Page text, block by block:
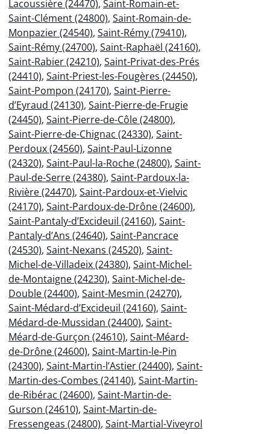
Lacoussière (24470), Saint-Romain-et-
Saint-Clément (24800), Saint-Romain-de-
Monpazier (24540), Saint-Rémy (79410),
Saint-Rémy (24700), Saint-Raphaël (24160),
Saint-Rabier (24210), Saint-Privat-des-Prés
(24410), Saint-Priest-les-Fougères (24450),
Saint-Pompon (24170), Saint-Pierre-
d’Eyraud (24130), Saint-Pierre-de-Frugie
(24450), Saint-Pierre-de-Côle (24800),
Saint-Pierre-de-Chignac (24330), Saint-
Perdoux (24560), Saint-Paul-Lizonne
(24320), Saint-Paul-la-Roche (24800), Saint-
Paul-de-Serre (24380), Saint-Pardoux-la-
Rivière (24470), Saint-Pardoux-et-Vielvic
(24170), Saint-Pardoux-de-Drône (24600),
Saint-Pantaly-d’Excideuil (24160), Saint-
Pantaly-d’Ans (24640), Saint-Pancrace
(24530), Saint-Nexans (24520), Saint-
Michel-de-Villadeix (24380), Saint-Michel-
de-Montaigne (24230), Saint-Michel-de-
Double (24400), Saint-Mesmin (24270),
Saint-Médard-d’Excideuil (24160), Saint-
Médard-de-Mussidan (24400), Saint-
Méard-de-Gurçon (24610), Saint-Méard-
de-Drône (24600), Saint-Martin-le-Pin
(24300), Saint-Martin-l’Astier (24400), Saint-
Martin-des-Combes (24140), Saint-Martin-
de-Ribérac (24600), Saint-Martin-de-
Gurson (24610), Saint-Martin-de-
Fressengeas (24800), Saint-Martial-Viveyrol